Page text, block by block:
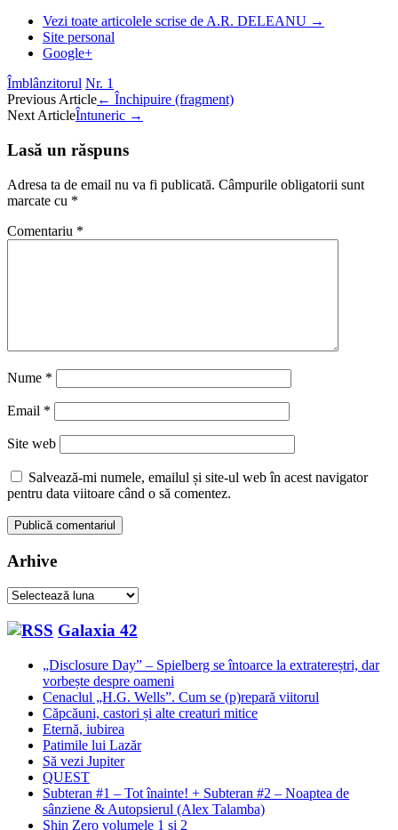
Vezi toate articolele scrise de A.R. DELEANU →
Site personal
Google+
Îmblânzitorul Nr. 1
Post
navigation
Previous Article← Închipuire (fragment)
Next ArticleÎntuneric →
Lasă un răspuns
Adresa ta de email nu va fi publicată. Câmpurile obligatorii sunt
marcate cu *
Comentariu *
Nume *
Email *
Site web
Salvează-mi numele, emailul și site-ul web în acest navigator
pentru data viitoare când o să comentez.
Arhive
Arhive
Galaxia 42
„Disclosure Day” – Spielberg se întoarce la extratereștri, dar
vorbește despre oameni
Cenaclul „H.G. Wells”. Cum se (p)repară viitorul
Căpcăuni, castori și alte creaturi mitice
Eternă, iubirea
Patimile lui Lazăr
Să vezi Jupiter
QUEST
Subteran #1 – Tot înainte! + Subteran #2 – Noaptea de
sânziene & Autopsierul (Alex Talamba)
Shin Zero volumele 1 și 2